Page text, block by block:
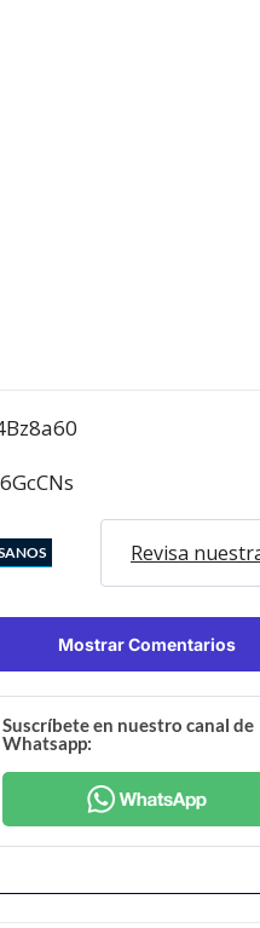
Revisa
Mostrar Comentarios
Suscríbete en nuestro canal de
Whatsapp: